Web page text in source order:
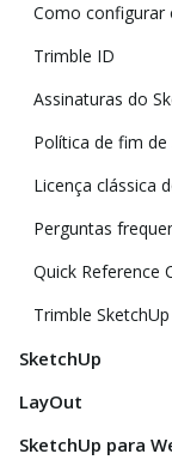
Como configurar
Trimble ID
Assinaturas do
Política de fim
Licença clássica
Perguntas
Quick Reference
Trimble
SketchUp
LayOut
SketchUp para